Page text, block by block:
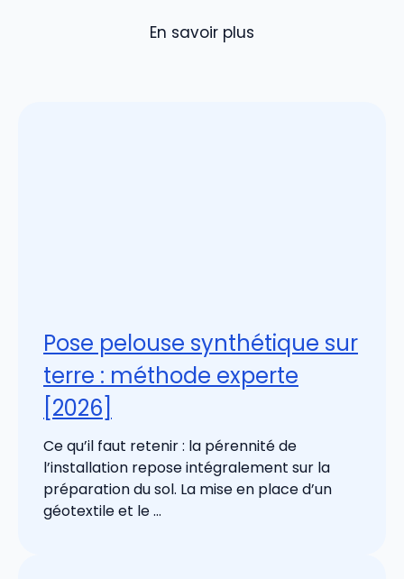
En savoir plus
Pose pelouse synthétique sur
terre : méthode experte
[2026]
Ce qu’il faut retenir : la pérennité de
l’installation repose intégralement sur la
préparation du sol. La mise en place d’un
géotextile et le ...